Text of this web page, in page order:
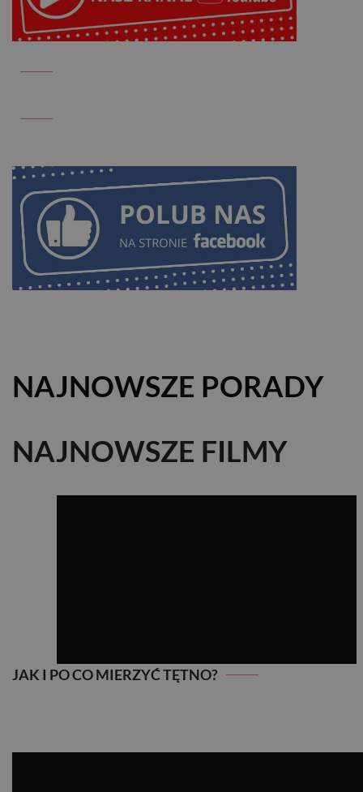
NAJNOWSZE PORADY
NAJNOWSZE FILMY
JAK I PO CO MIERZYĆ TĘTNO?